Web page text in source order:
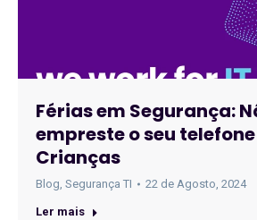
Férias em Segurança:
empreste o seu
Crianças
Blog, Segurança TI 22 de Agosto, 2024
Ler mais